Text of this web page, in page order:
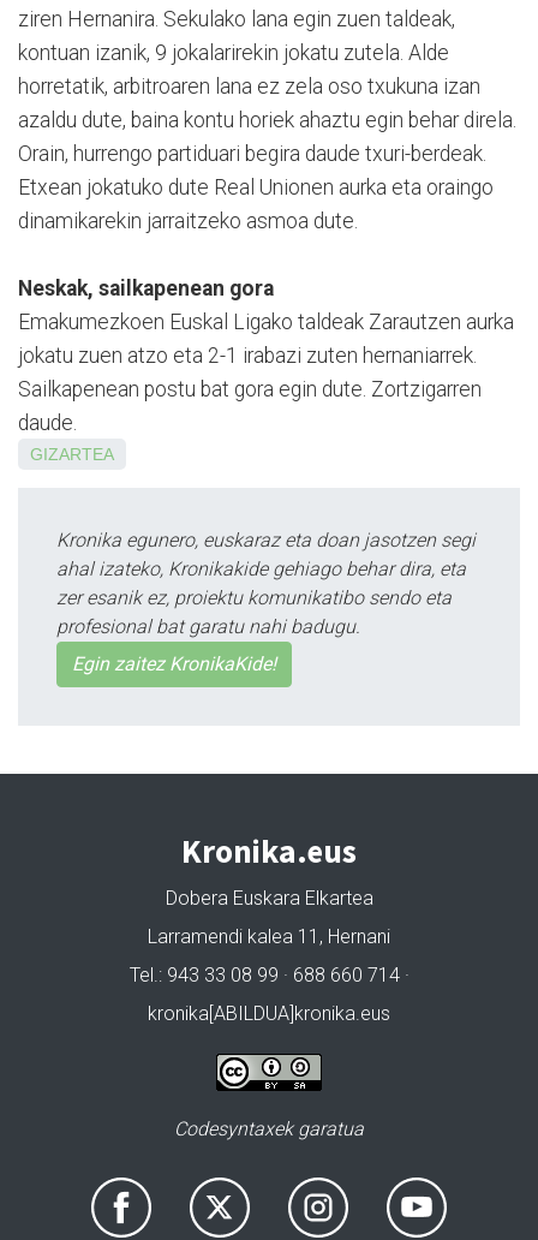
ziren Hernanira. Sekulako lana egin zuen taldeak,
kontuan izanik, 9 jokalarirekin jokatu zutela. Alde
horretatik, arbitroaren lana ez zela oso txukuna izan
azaldu dute, baina kontu horiek ahaztu egin behar direla.
Orain, hurrengo partiduari begira daude txuri-berdeak.
Etxean jokatuko dute Real Unionen aurka eta oraingo
dinamikarekin jarraitzeko asmoa dute.
Neskak, sailkapenean gora
Emakumezkoen Euskal Li­ga­ko taldeak Zarautzen aurka
jokatu zuen atzo eta 2-1 irabazi zuten hernaniarrek.
Sailka­penean postu bat gora egin dute. Zortzigarren
daude.
GIZARTEA
Kronika egunero, euskaraz eta doan jasotzen segi
ahal izateko, Kronikakide gehiago behar dira, eta
zer esanik ez, proiektu komunikatibo sendo eta
profesional bat garatu nahi badugu.
Egin zaitez KronikaKide!
Kronika.eus
Dobera Euskara Elkartea
Larramendi kalea 11, Hernani
Tel.: 943 33 08 99 · 688 660 714 ·
kronika[ABILDUA]kronika.eus
Codesyntaxek garatua